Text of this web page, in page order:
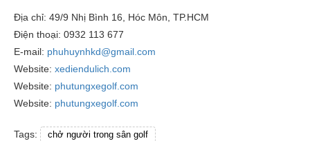
Địa chỉ: 49/9 Nhị Bình 16, Hóc Môn, TP.HCM
Điện thoại: 0932 113 677
E-mail: phuhuynhkd@gmail.com
Website: xediendulich.com
Website: phutungxegolf.com
Website: phutungxegolf.com
Tags: chở người trong sân golf